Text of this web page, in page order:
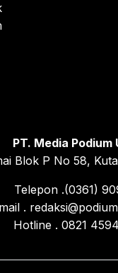
PT. Media Podium
Blok P No 58,
Telepon .(0361)
.
Hotline . 0821